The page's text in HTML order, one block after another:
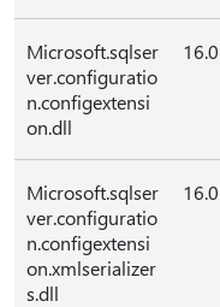
Microsoft.sqlser
ver.configuratio
n.configextensi
on.dll
Microsoft.sqlser
ver.configuratio
n.configextensi
on.xmlserializer
s.dll